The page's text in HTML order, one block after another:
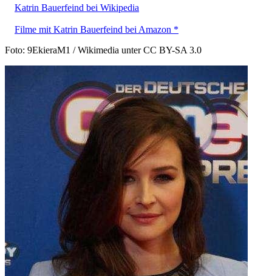
Katrin Bauerfeind bei Wikipedia
Filme mit Katrin Bauerfeind bei Amazon *
Foto: 9EkieraM1 / Wikimedia unter CC BY-SA 3.0